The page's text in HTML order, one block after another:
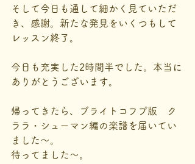
そして今日も通して細かく見ていただ
き、感謝。新たな発見をいくつもして
レッスン終了。
今日も充実した2時間半でした。本当に
ありがとうございます。
帰ってきたら、ブライトコフプ版　ク
ララ・シューマン編の楽譜を届いてい
ました～。
待ってました～。